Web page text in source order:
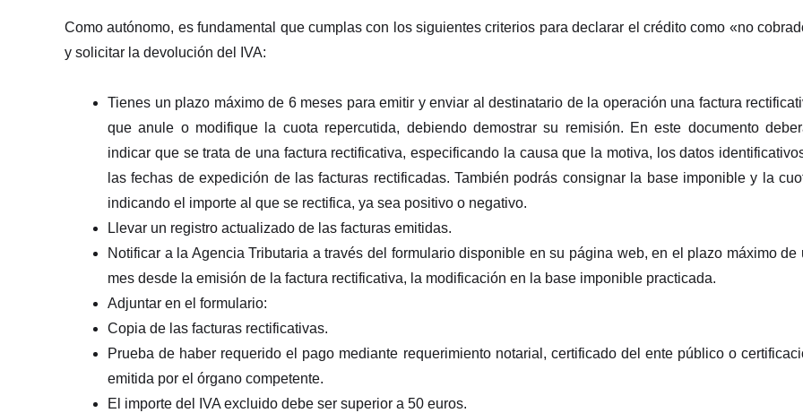
Como autónomo, es fundamental que cumplas con los siguientes criterios para declarar el crédito como «no
y solicitar la devolución del IVA:
Tienes un plazo máximo de 6 meses para emitir y enviar al destinatario de la operación una factura
que anule o modifique la cuota repercutida, debiendo demostrar su remisión. En este documento
indicar que se trata de una factura rectificativa, especificando la causa que la motiva, los datos
las fechas de expedición de las facturas rectificadas. También podrás consignar la base imponible y la
indicando el importe al que se rectifica, ya sea positivo o negativo.
Llevar un registro actualizado de las facturas emitidas.
Notificar a la Agencia Tributaria a través del formulario disponible en su página web, en el plazo máximo de
mes desde la emisión de la factura rectificativa, la modificación en la base imponible practicada.
Adjuntar en el formulario:
Copia de las facturas rectificativas.
Prueba de haber requerido el pago mediante requerimiento notarial, certificado del ente público o
emitida por el órgano competente.
El importe del IVA excluido debe ser superior a 50 euros.